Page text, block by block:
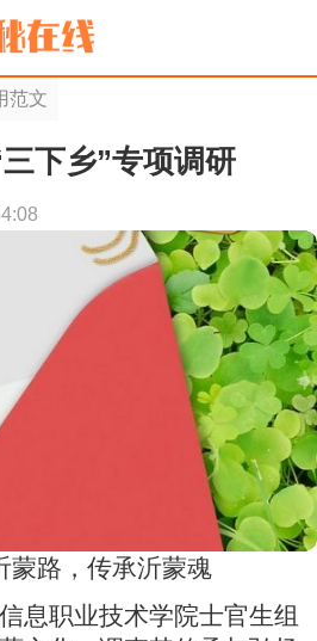
范文
下乡”专项调研
蒙路，传承沂蒙魂
息职业技术学院士官生组